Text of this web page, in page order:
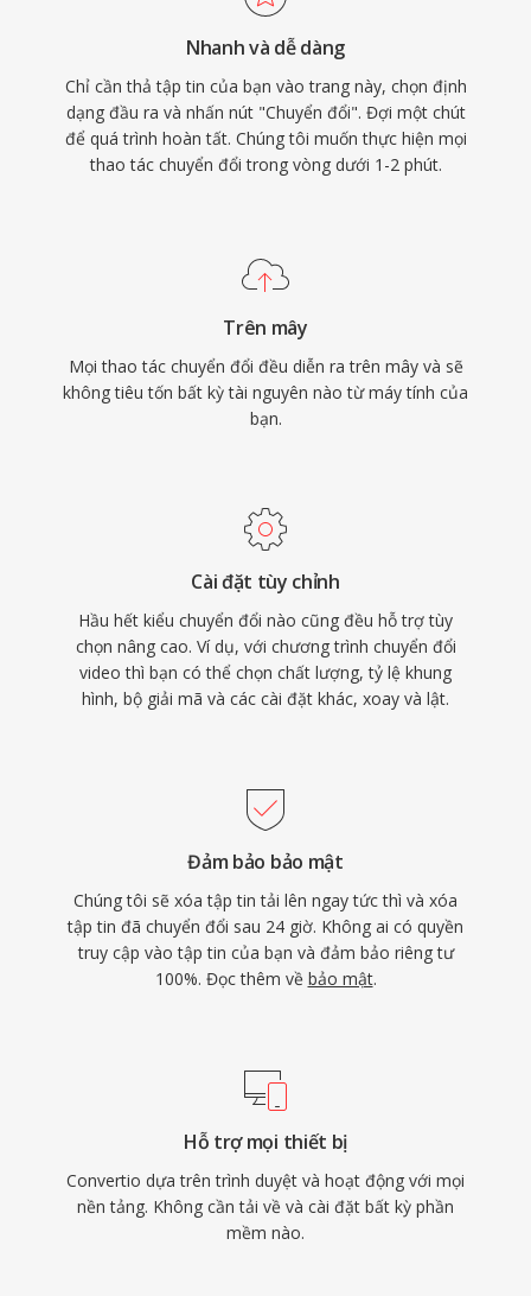
Nhanh và dễ dàng
Chỉ cần thả tập tin của bạn vào trang này, chọn định
dạng đầu ra và nhấn nút "Chuyển đổi". Đợi một chút
để quá trình hoàn tất. Chúng tôi muốn thực hiện mọi
thao tác chuyển đổi trong vòng dưới 1-2 phút.
Trên mây
Mọi thao tác chuyển đổi đều diễn ra trên mây và sẽ
không tiêu tốn bất kỳ tài nguyên nào từ máy tính của
bạn.
Cài đặt tùy chỉnh
Hầu hết kiểu chuyển đổi nào cũng đều hỗ trợ tùy
chọn nâng cao. Ví dụ, với chương trình chuyển đổi
video thì bạn có thể chọn chất lượng, tỷ lệ khung
hình, bộ giải mã và các cài đặt khác, xoay và lật.
Đảm bảo bảo mật
Chúng tôi sẽ xóa tập tin tải lên ngay tức thì và xóa
tập tin đã chuyển đổi sau 24 giờ. Không ai có quyền
truy cập vào tập tin của bạn và đảm bảo riêng tư
100%. Đọc thêm về bảo mật.
Hỗ trợ mọi thiết bị
Convertio dựa trên trình duyệt và hoạt động với mọi
nền tảng. Không cần tải về và cài đặt bất kỳ phần
mềm nào.